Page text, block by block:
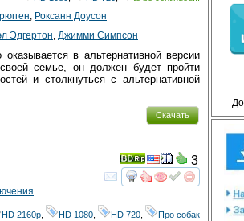
, Роксанн Доусон
Эдгертон, Джимми Симпсон
в альтернативной версии
семье, он должен будет пройти
и столкнуться с альтернативной
Скачать
смотретьинтересует
3
HD 2160р HD 1080 HD 720 Про собак